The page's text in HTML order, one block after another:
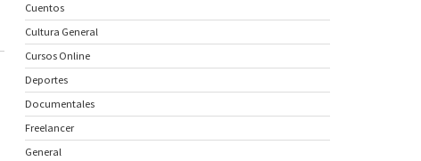
Cuentos
Cultura General
Cursos Online
Deportes
Documentales
Freelancer
General